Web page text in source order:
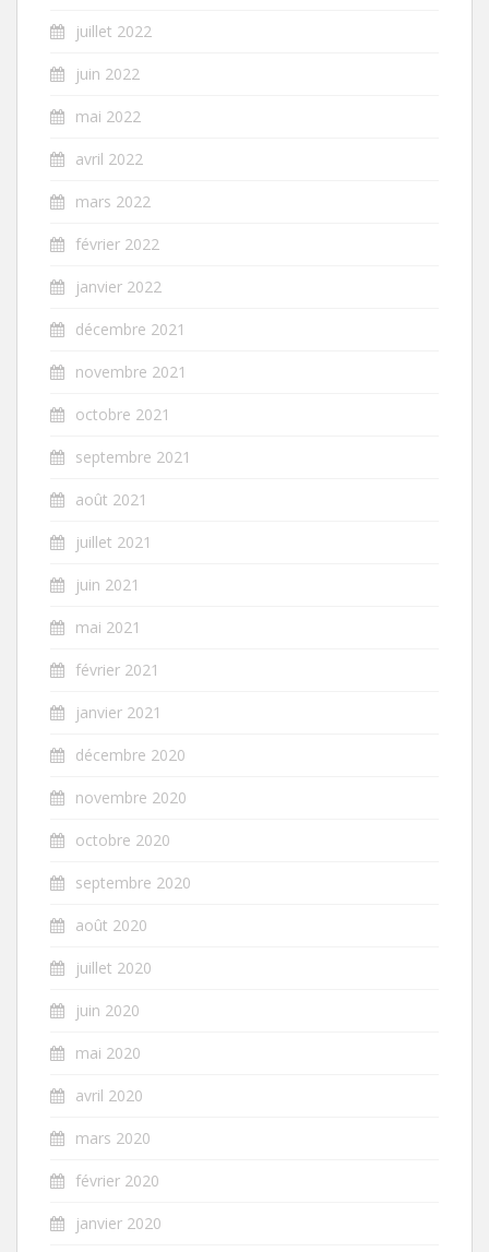
juillet 2022
juin 2022
mai 2022
avril 2022
mars 2022
février 2022
janvier 2022
décembre 2021
novembre 2021
octobre 2021
septembre 2021
août 2021
juillet 2021
juin 2021
mai 2021
février 2021
janvier 2021
décembre 2020
novembre 2020
octobre 2020
septembre 2020
août 2020
juillet 2020
juin 2020
mai 2020
avril 2020
mars 2020
février 2020
janvier 2020